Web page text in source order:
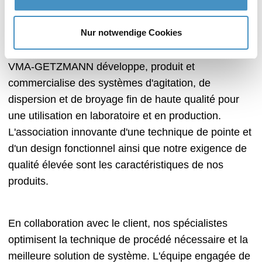
Nur notwendige Cookies
broyeurs à billes, des disperseurs rotor-stator, des
efficaces utilisés dans le monde entier !
VMA-GETZMANN développe, produit et
commercialise des systèmes d'agitation, de
dispersion et de broyage fin de haute qualité pour
une utilisation en laboratoire et en production.
L'association innovante d'une technique de pointe et
d'un design fonctionnel ainsi que notre exigence de
qualité élevée sont les caractéristiques de nos
produits.
En collaboration avec le client, nos spécialistes
optimisent la technique de procédé nécessaire et la
meilleure solution de système. L'équipe engagée de